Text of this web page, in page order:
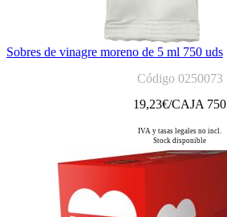
Sobres de vinagre moreno de 5 ml 750 uds
Código 0250073
19,23€/CAJA 750
IVA y tasas legales no incl.
Stock disponible